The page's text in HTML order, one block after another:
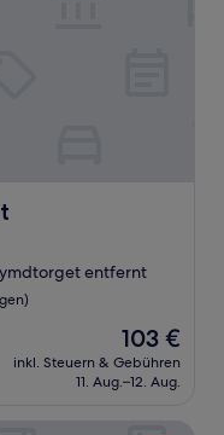
entfernt
Der
Preis
beträgt
103 €
inkl. Steuern & Gebühren
11. Aug.–12. Aug.